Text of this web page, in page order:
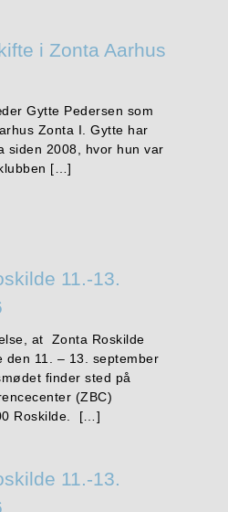
i Zonta Aarhus
Gytte Pedersen som
Zonta I. Gytte har
siden 2008, hvor hun var
[…]
11.-13.
at Zonta Roskilde
den 11. – 13. september
finder sted på
(ZBC)
Roskilde. […]
11.-13.